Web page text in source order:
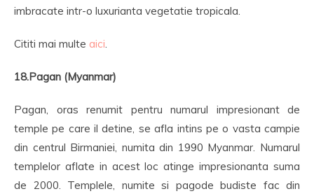
imbracate intr-o luxurianta vegetatie tropicala.
Cititi mai multe aici.
18.Pagan (Myanmar)
Pagan, oras renumit pentru numarul impresionant de
temple pe care il detine, se afla intins pe o vasta campie
din centrul Birmaniei, numita din 1990 Myanmar. Numarul
templelor aflate in acest loc atinge impresionanta suma
de 2000. Templele, numite si pagode budiste fac din